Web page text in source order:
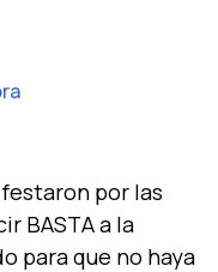
por las
BASTA a la
para que no haya